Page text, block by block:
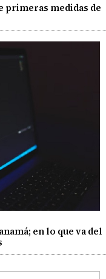
primeras medidas de
en lo que va del